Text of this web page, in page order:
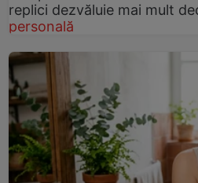
replici dezvăluie mai mult
personală